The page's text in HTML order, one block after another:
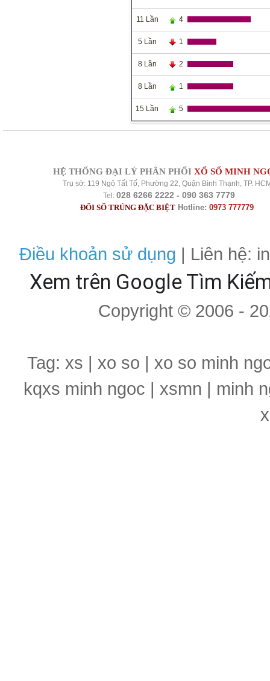
11 Lần 4
5 Lần 1
8 Lần 2
8 Lần 1
15 Lần 5
HỆ THỐNG ĐẠI LÝ PHÂN PHỐI XỔ SỐ MINH
Trụ sở: 119 Ngô Tất Tố, Phường 22, Quận Bình Thạnh, TP.
Tel: 028 6266 2222 - 090 363 7779
ĐỔI SỐ TRÚNG ĐẶC BIỆT Hotline: 0973 777779
Điều khoản sử dụng | Liên hệ:
Xem trên Google Tìm
Copyright © 2006 -
Tag: xs | xo so | xo so minh
kqxs minh ngoc | xsmn | minh